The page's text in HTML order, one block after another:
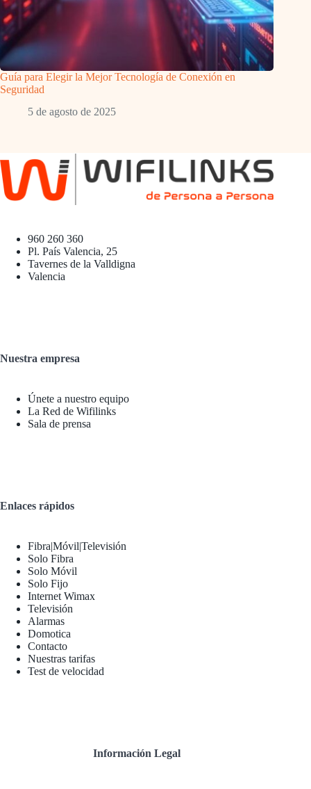
Guía para Elegir la Mejor Tecnología de Conexión en
Seguridad
5 de agosto de 2025
960 260 360
Pl. País Valencia, 25
Tavernes de la Valldigna
Valencia
Nuestra empresa
Únete a nuestro equipo
La Red de Wifilinks
Sala de prensa
Enlaces rápidos
Fibra|Móvil|Televisión
Solo Fibra
Solo Móvil
Solo Fijo
Internet Wimax
Televisión
Alarmas
Domotica
Contacto
Nuestras tarifas
Test de velocidad
Información Legal